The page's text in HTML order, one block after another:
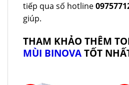
tiếp qua số hotline
giúp.
THAM KHẢO THÊM
MÙI BINOVATỐT